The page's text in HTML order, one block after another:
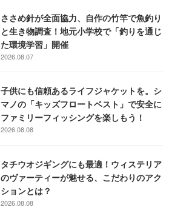
ささめ針が全面協力、自作の竹竿で魚釣り
と生き物調査！地元小学校で「釣りを通じ
た環境学習」開催
2026.08.07
子供にも信頼あるライフジャケットを。シ
マノの「キッズフロートベスト」で安全に
ファミリーフィッシングを楽しもう！
2026.08.08
タチウオジギングにも最適！ウィステリア
のヴァーティーが魅せる、こだわりのアク
ションとは？
2026.08.08